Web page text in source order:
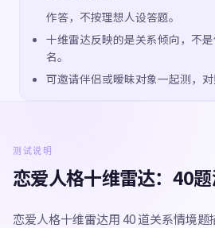
作答，不按理想人设答题。
十维雷达反映的是关系倾向，不
名。
可邀请伴侣或暧昧对象一起测，对
测试说明
恋爱人格十维雷达：40
恋爱人格十维雷达用 40 道关系情境